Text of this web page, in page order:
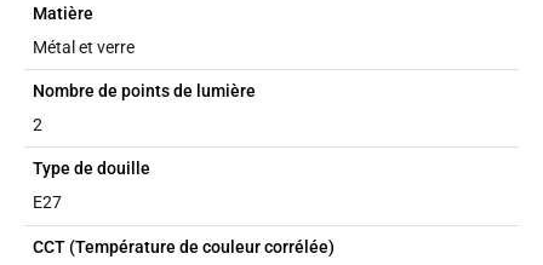
Matière
Métal et verre
Nombre de points de lumière
2
Type de douille
E27
CCT (Température de couleur corrélée)